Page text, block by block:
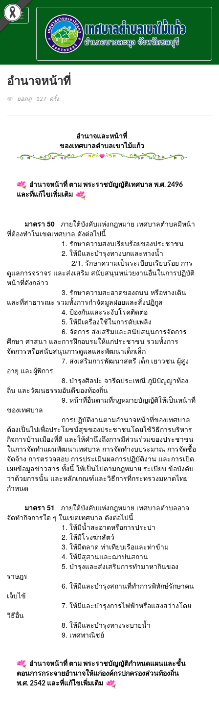
Toggle
navigation
อำนาจหน้าที่
ยอดดู 127 ครั้ง
อำนาจและหน้าที่
ของเทศบาลตำบลเขาไม้แก้ว
อำนาจหน้าที่ ตาม พระราชบัญญัติเทศบาล พ.ศ. 2496
และที่แก้ไขเพิ่มเติม
มาตรา 50 ภายใต้บังคับแห่งกฎหมาย เทศบาลตำบลมีหน้า
ที่ต้องทำในเขตเทศบาล ดังต่อไปนี้
1. รักษาความสงบเรียบร้อยของประชาชน
2. ให้มีและบำรุงทางบกและทางน้ำ
2/1. รักษาความเป็นระเบียบเรียบร้อย การ
ดูแลการจราจร และส่งเสริม สนับสนุนหน่วยงานอื่นในการปฏิบัติ
หน้าที่ดังกล่าว
3. รักษาความสะอาดของถนน หรือทางเดิน
และที่สาธารณะ รวมทั้งการกำจัดมูลฝอยและสิ่งปฏิกูล
4. ป้องกันและระงับโรคติดต่อ
5. ให้มีเครื่องใช้ในการดับเพลิง
6. จัดการ ส่งเสริมและสนับสนุนการจัดการ
ศึกษา ศาสนา และการฝึกอบรมให้แก่ประชาชน รวมทั้งการ
จัดการหรือสนับสนุนการดูแลและพัฒนาเด็กเล็ก
7. ส่งเสริมการพัฒนาสตรี เด็ก เยาวชน ผู้สูง
อายุ และผู้พิการ
8. บำรุงศิลปะ จารีตประเพณี ภูมิปัญญาท้อง
ถิ่น และวัฒนธรรมอันดีของท้องถิ่น
9. หน้าที่อื่นตามที่กฎหมายบัญญัติให้เป็นหน้าที่
ของเทศบาล
การปฏิบัติงานตามอำนาจหน้าที่ของเทศบาล
ต้องเป็นไปเพื่อประโยชน์สุขของประชาชนโดยใช้วิธีการบริหาร
กิจการบ้านเมืองที่ดี และให้คำนึงถึงการมีส่วนร่วมของประชาชน
ในการจัดทำแผนพัฒนาเทศบาล การจัดทำงบประมาณ การจัดซื้อ
จัดจ้าง การตรวจสอบ การประเมินผลการปฏิบัติงาน และการเปิด
เผยข้อมูลข่าวสาร ทั้งนี้ ให้เป็นไปตามกฎหมาย ระเบียบ ข้อบังคับ
ว่าด้วยการนั้น และหลักเกณฑ์และวิธีการที่กระทรวงมหาดไทย
กำหนด
มาตรา 51 ภายใต้บังคับแห่งกฎหมาย เทศบาลตำบลอาจ
จัดทำกิจการใด ๆ ในเขตเทศบาล ดังต่อไปนี้
1. ให้มีน้ำสะอาดหรือการประปา
2. ให้มีโรงฆ่าสัตว์
3. ให้มีตลาด ท่าเทียบเรือและท่าข้าม
4. ให้มีสุสานและฌาปนสถาน
5. บำรุงและส่งเสริมการทำมาหากินของ
ราษฎร
6. ให้มีและบำรุงสถานที่ทำการพิทักษ์รักษาคน
เจ็บไข้
7. ให้มีและบำรุงการไฟฟ้าหรือแสงสว่างโดย
วิธีอื่น
8. ให้มีและบำรุงทางระบายน้ำ
9. เทศพาณิชย์
อำนาจหน้าที่ ตาม พระราชบัญญัติกำหนดแผนและขั้น
ตอนการกระจายอำนาจให้แก่องค์กรปกครองส่วนท้องถิ่น
พ.ศ. 2542 และที่แก้ไขเพิ่มเติม